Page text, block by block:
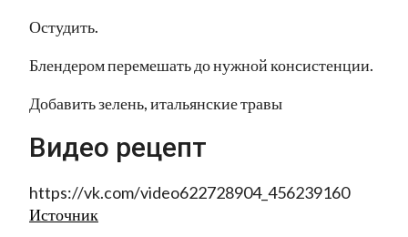
Остудить.
Блендером перемешать до нужной консистенции.
Добавить зелень, итальянские травы
Видео рецепт
https://vk.com/video622728904_456239160
Источник